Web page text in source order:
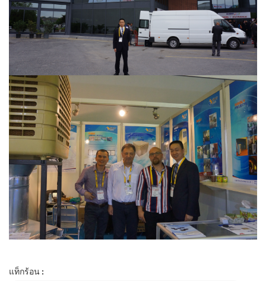
แท็กร้อน :